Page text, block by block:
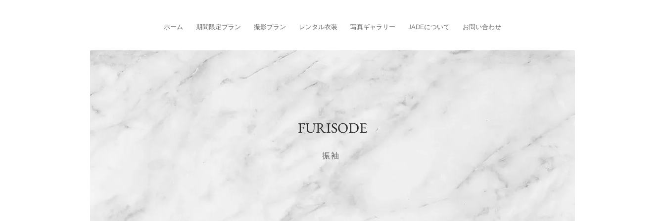
ホーム 期間限定プラン 撮影プラン レンタル衣装 写真ギャラリー JADEについて お問い合わせ
FURISODE
振袖